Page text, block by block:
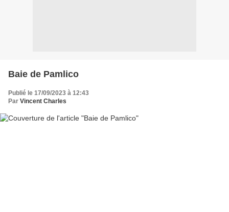
Baie de Pamlico
Publié le 17/09/2023 à 12:43
Par Vincent Charles